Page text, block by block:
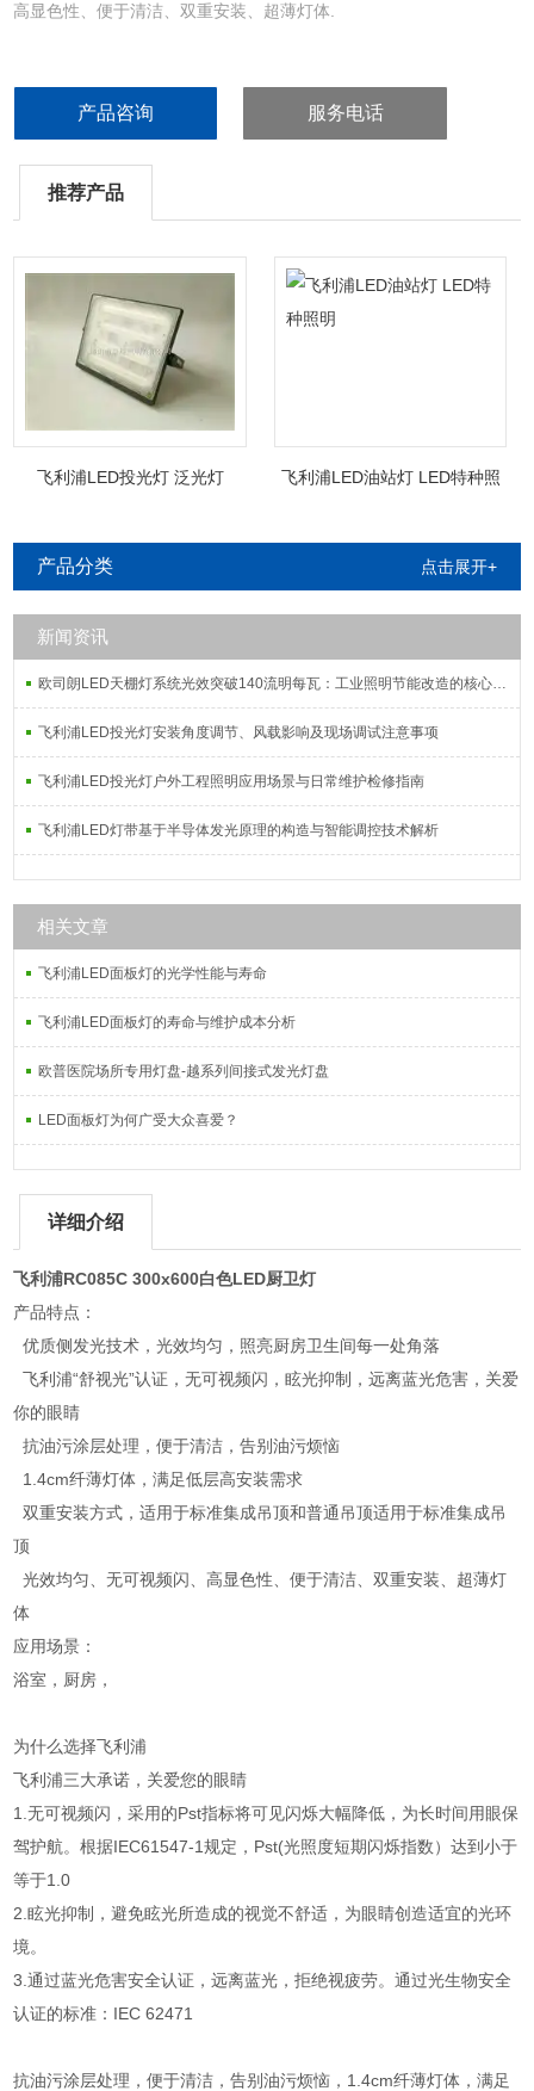
高显色性、便于清洁、双重安装、超薄灯体.
产品咨询 服务电话
推荐产品
飞利浦LED投光灯 泛光灯
飞利浦LED油站灯 LED特种照
产品分类 点击展开+
新闻资讯
欧司朗LED天棚灯系统光效突破140流明每瓦：工业照明节能改造的核心指标解析
飞利浦LED投光灯安装角度调节、风载影响及现场调试注意事项
飞利浦LED投光灯户外工程照明应用场景与日常维护检修指南
飞利浦LED灯带基于半导体发光原理的构造与智能调控技术解析
相关文章
飞利浦LED面板灯的光学性能与寿命
飞利浦LED面板灯的寿命与维护成本分析
欧普医院场所专用灯盘-越系列间接式发光灯盘
LED面板灯为何广受大众喜爱？
详细介绍
飞利浦RC085C 300x600白色LED厨卫灯
产品特点：
优质侧发光技术，光效均匀，照亮厨房卫生间每一处角落
飞利浦“舒视光”认证，无可视频闪，眩光抑制，远离蓝光危害，关爱
你的眼睛
抗油污涂层处理，便于清洁，告别油污烦恼
1.4cm纤薄灯体，满足低层高安装需求
双重安装方式，适用于标准集成吊顶和普通吊顶适用于标准集成吊
顶
光效均匀、无可视频闪、高显色性、便于清洁、双重安装、超薄灯
体
应用场景：
浴室，厨房，
为什么选择飞利浦
飞利浦三大承诺，关爱您的眼睛
1.无可视频闪，采用的Pst指标将可见闪烁大幅降低，为长时间用眼保
驾护航。根据IEC61547-1规定，Pst(光照度短期闪烁指数）达到小于
等于1.0
2.眩光抑制，避免眩光所造成的视觉不舒适，为眼睛创造适宜的光环
境。
3.通过蓝光危害安全认证，远离蓝光，拒绝视疲劳。通过光生物安全
认证的标准：IEC 62471
抗油污涂层处理，便于清洁，告别油污烦恼，1.4cm纤薄灯体，满足